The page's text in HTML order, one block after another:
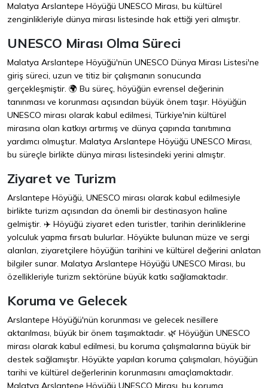
Malatya Arslantepe Höyüğü UNESCO Mirası, bu kültürel
zenginlikleriyle dünya mirası listesinde hak ettiği yeri almıştır.
UNESCO Mirası Olma Süreci
Malatya Arslantepe Höyüğü'nün UNESCO Dünya Mirası Listesi'ne
giriş süreci, uzun ve titiz bir çalışmanın sonucunda
gerçekleşmiştir. 🌍 Bu süreç, höyüğün evrensel değerinin
tanınması ve korunması açısından büyük önem taşır. Höyüğün
UNESCO mirası olarak kabul edilmesi, Türkiye'nin kültürel
mirasına olan katkıyı artırmış ve dünya çapında tanıtımına
yardımcı olmuştur. Malatya Arslantepe Höyüğü UNESCO Mirası,
bu süreçle birlikte dünya mirası listesindeki yerini almıştır.
Ziyaret ve Turizm
Arslantepe Höyüğü, UNESCO mirası olarak kabul edilmesiyle
birlikte turizm açısından da önemli bir destinasyon haline
gelmiştir. ✈️ Höyüğü ziyaret eden turistler, tarihin derinliklerine
yolculuk yapma fırsatı bulurlar. Höyükte bulunan müze ve sergi
alanları, ziyaretçilere höyüğün tarihini ve kültürel değerini anlatan
bilgiler sunar. Malatya Arslantepe Höyüğü UNESCO Mirası, bu
özellikleriyle turizm sektörüne büyük katkı sağlamaktadır.
Koruma ve Gelecek
Arslantepe Höyüğü'nün korunması ve gelecek nesillere
aktarılması, büyük bir önem taşımaktadır. 🌿 Höyüğün UNESCO
mirası olarak kabul edilmesi, bu koruma çalışmalarına büyük bir
destek sağlamıştır. Höyükte yapılan koruma çalışmaları, höyüğün
tarihi ve kültürel değerlerinin korunmasını amaçlamaktadır.
Malatya Arslantepe Höyüğü UNESCO Mirası, bu koruma